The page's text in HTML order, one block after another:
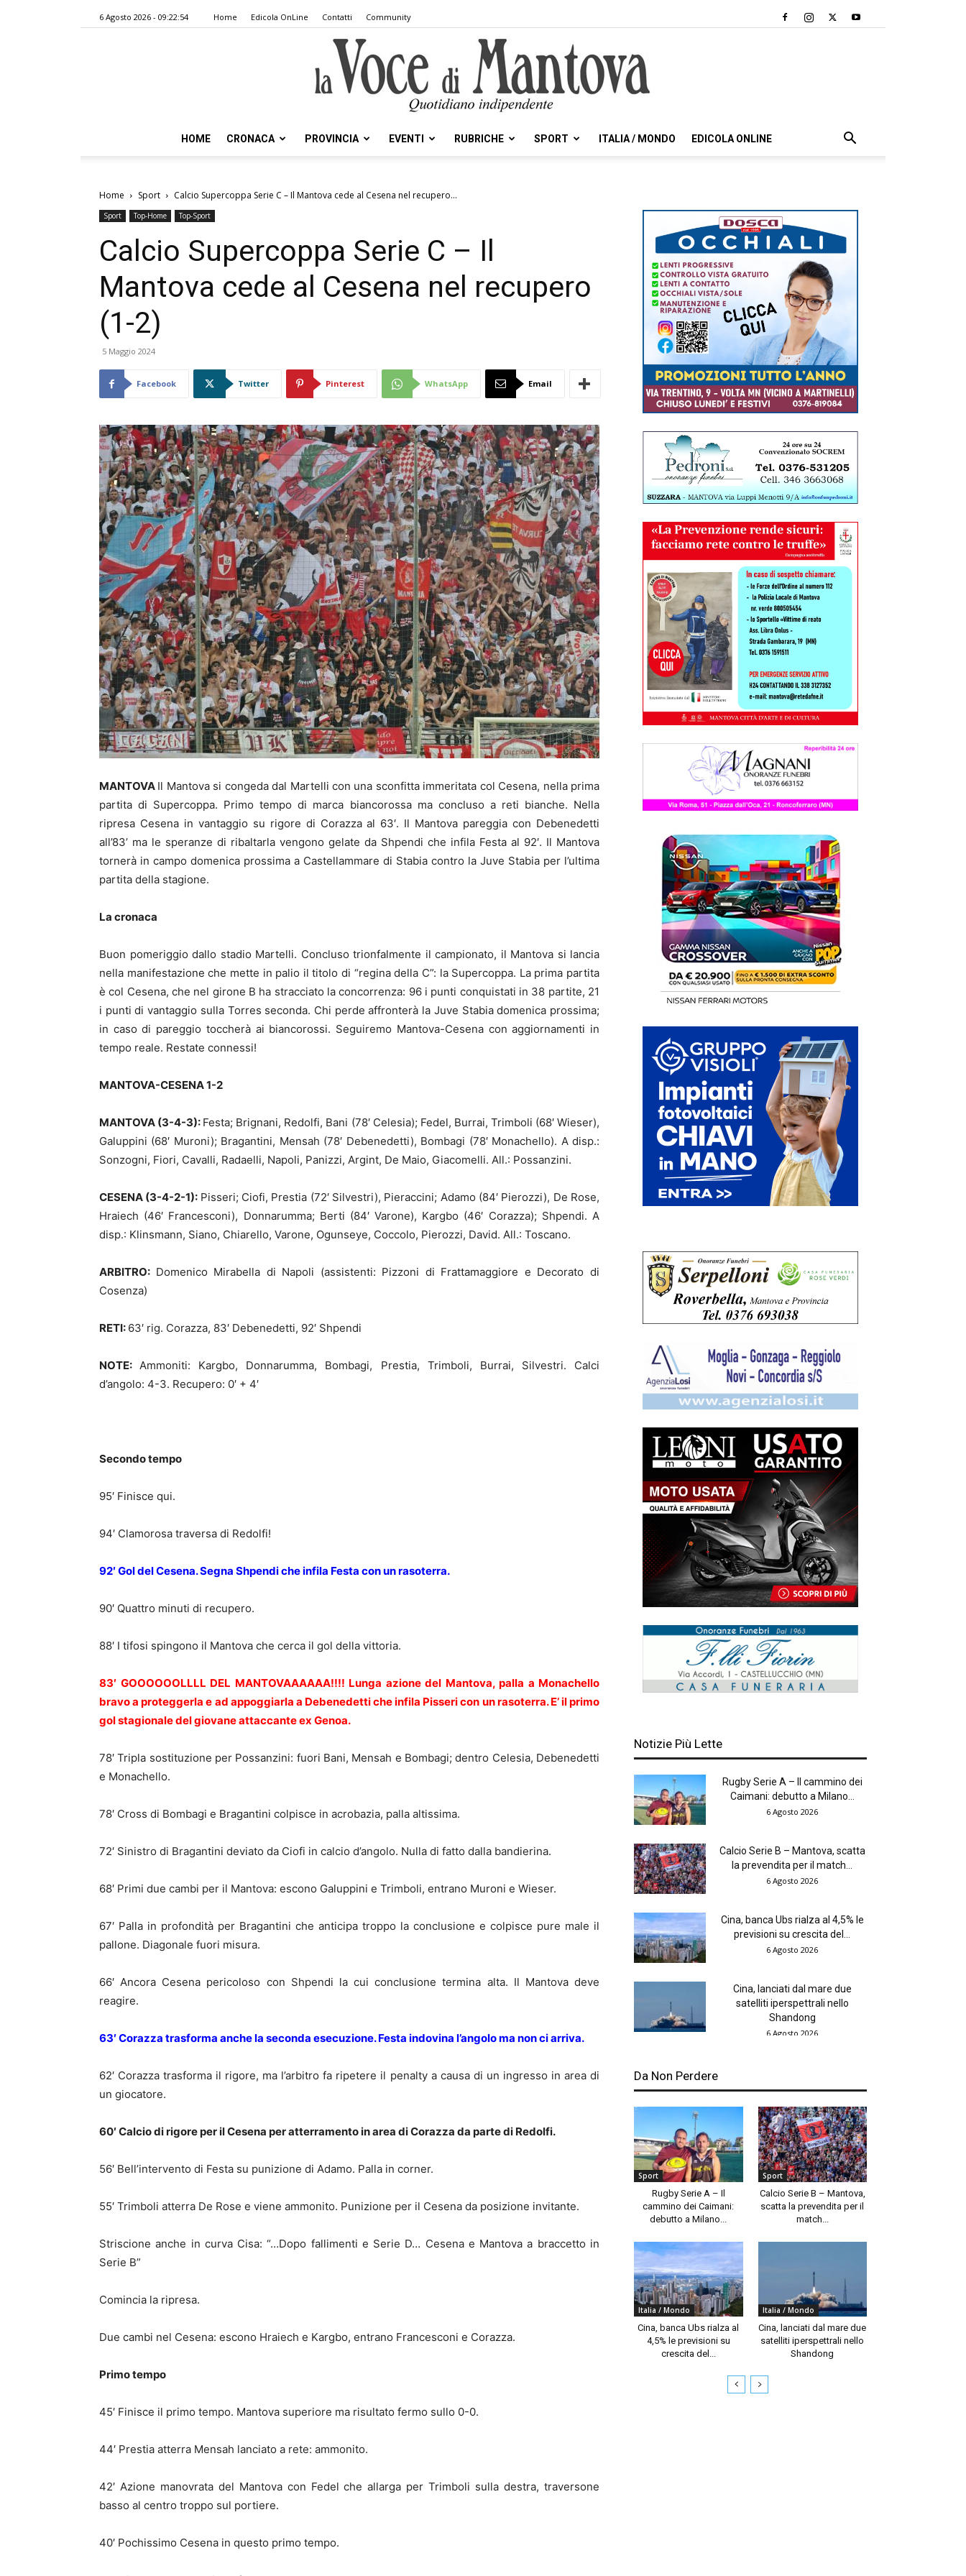
6 Agosto 2026 - 09:22:54 Home Edicola OnLine Contatti Community
Mantova
HOME CRONACA PROVINCIA EVENTI RUBRICHE SPORT ITALIA / MONDO EDICOLA ONLINE
Home Sport Calcio Supercoppa Serie C – Il Mantova cede al Cesena nel recupero...
Sport Top-Home Top-Sport
Calcio Supercoppa Serie C – Il
Mantova cede al Cesena nel recupero
(1-2)
5 Maggio 2024
Facebook Twitter Pinterest WhatsApp Email
MANTOVA Il Mantova si congeda dal Martelli con una sconfitta immeritata col Cesena, nella prima
partita di Supercoppa. Primo tempo di marca biancorossa ma concluso a reti bianche. Nella
ripresa Cesena in vantaggio su rigore di Corazza al 63′. Il Mantova pareggia con Debenedetti
all’83’ ma le speranze di ribaltarla vengono gelate da Shpendi che infila Festa al 92′. Il Mantova
tornerà in campo domenica prossima a Castellammare di Stabia contro la Juve Stabia per l’ultima
partita della stagione.
La cronaca
Buon pomeriggio dallo stadio Martelli. Concluso trionfalmente il campionato, il Mantova si lancia
nella manifestazione che mette in palio il titolo di “regina della C”: la Supercoppa. La prima partita
è col Cesena, che nel girone B ha stracciato la concorrenza: 96 i punti conquistati in 38 partite, 21
i punti di vantaggio sulla Torres seconda. Chi perde affronterà la Juve Stabia domenica prossima;
in caso di pareggio toccherà ai biancorossi. Seguiremo Mantova-Cesena con aggiornamenti in
tempo reale. Restate connessi!
MANTOVA-CESENA 1-2
MANTOVA (3-4-3): Festa; Brignani, Redolfi, Bani (78′ Celesia); Fedel, Burrai, Trimboli (68′ Wieser),
Galuppini (68′ Muroni); Bragantini, Mensah (78′ Debenedetti), Bombagi (78′ Monachello). A disp.:
Sonzogni, Fiori, Cavalli, Radaelli, Napoli, Panizzi, Argint, De Maio, Giacomelli. All.: Possanzini.
CESENA (3-4-2-1): Pisseri; Ciofi, Prestia (72′ Silvestri), Pieraccini; Adamo (84′ Pierozzi), De Rose,
Hraiech (46′ Francesconi), Donnarumma; Berti (84′ Varone), Kargbo (46′ Corazza); Shpendi. A
disp.: Klinsmann, Siano, Chiarello, Varone, Ogunseye, Coccolo, Pierozzi, David. All.: Toscano.
ARBITRO: Domenico Mirabella di Napoli (assistenti: Pizzoni di Frattamaggiore e Decorato di
Cosenza)
RETI: 63′ rig. Corazza, 83′ Debenedetti, 92′ Shpendi
NOTE:Ammoniti: Kargbo, Donnarumma, Bombagi, Prestia, Trimboli, Burrai, Silvestri. Calci
d’angolo: 4-3. Recupero: 0′ + 4′
Secondo tempo
95′ Finisce qui.
94′ Clamorosa traversa di Redolfi!
92′ Gol del Cesena. Segna Shpendi che infila Festa con un rasoterra.
90′ Quattro minuti di recupero.
88′ I tifosi spingono il Mantova che cerca il gol della vittoria.
83′ GOOOOOOLLLL DEL MANTOVAAAAAA!!!! Lunga azione del Mantova, palla a Monachello
bravo a proteggerla e ad appoggiarla a Debenedetti che infila Pisseri con un rasoterra. E’ il primo
gol stagionale del giovane attaccante ex Genoa.
78′ Tripla sostituzione per Possanzini: fuori Bani, Mensah e Bombagi; dentro Celesia, Debenedetti
e Monachello.
78′ Cross di Bombagi e Bragantini colpisce in acrobazia, palla altissima.
72′ Sinistro di Bragantini deviato da Ciofi in calcio d’angolo. Nulla di fatto dalla bandierina.
68′ Primi due cambi per il Mantova: escono Galuppini e Trimboli, entrano Muroni e Wieser.
67′ Palla in profondità per Bragantini che anticipa troppo la conclusione e colpisce pure male il
pallone. Diagonale fuori misura.
66′ Ancora Cesena pericoloso con Shpendi la cui conclusione termina alta. Il Mantova deve
reagire.
63′ Corazza trasforma anche la seconda esecuzione. Festa indovina l’angolo ma non ci arriva.
62′ Corazza trasforma il rigore, ma l’arbitro fa ripetere il penalty a causa di un ingresso in area di
un giocatore.
60′ Calcio di rigore per il Cesena per atterramento in area di Corazza da parte di Redolfi.
56′ Bell’intervento di Festa su punizione di Adamo. Palla in corner.
55′ Trimboli atterra De Rose e viene ammonito. Punizione per il Cesena da posizione invitante.
Striscione anche in curva Cisa: “…Dopo fallimenti e Serie D… Cesena e Mantova a braccetto in
Serie B”
Comincia la ripresa.
Due cambi nel Cesena: escono Hraiech e Kargbo, entrano Francesconi e Corazza.
Primo tempo
45′ Finisce il primo tempo. Mantova superiore ma risultato fermo sullo 0-0.
44′ Prestia atterra Mensah lanciato a rete: ammonito.
42′ Azione manovrata del Mantova con Fedel che allarga per Trimboli sulla destra, traversone
basso al centro troppo sul portiere.
40′ Pochissimo Cesena in questo primo tempo.
Notizie Più Lette
Rugby Serie A – Il cammino dei
Caimani: debutto a Milano...
6 Agosto 2026
Calcio Serie B – Mantova, scatta
la prevendita per il match...
6 Agosto 2026
Cina, banca Ubs rialza al 4,5% le
previsioni su crescita del...
6 Agosto 2026
Cina, lanciati dal mare due
satelliti iperspettrali nello
Shandong
6 Agosto 2026
Da Non Perdere
Sport
Rugby Serie A – Il
cammino dei Caimani:
debutto a Milano...
Sport
Calcio Serie B – Mantova,
scatta la prevendita per il
match...
Italia / Mondo
Cina, banca Ubs rialza al
4,5% le previsioni su
crescita del...
Italia / Mondo
Cina, lanciati dal mare due
satelliti iperspettrali nello
Shandong